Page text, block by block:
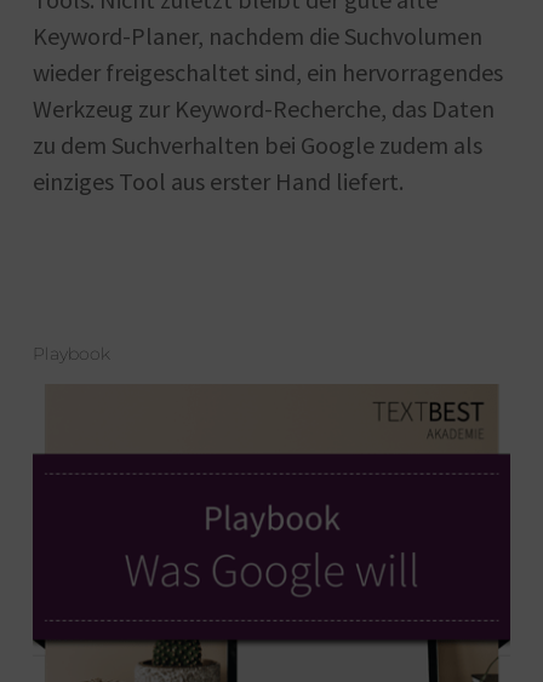
Keyword-Planer, nachdem die Suchvolumen
wieder freigeschaltet sind, ein hervorragendes
Werkzeug zur Keyword-Recherche, das Daten
zu dem Suchverhalten bei Google zudem als
einziges Tool aus erster Hand liefert.
Playbook